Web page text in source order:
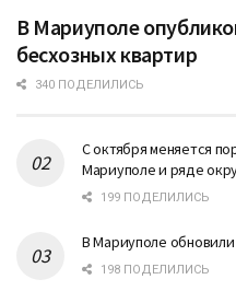
В Мариуполе
бесхозных квартир
340 ПОДЕЛИЛИСЬ
С октября меняется
Мариуполе и ряде
199 ПОДЕЛИЛИСЬ
В Мариуполе
198 ПОДЕЛИЛИСЬ